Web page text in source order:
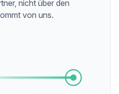
nicht über den
von uns.